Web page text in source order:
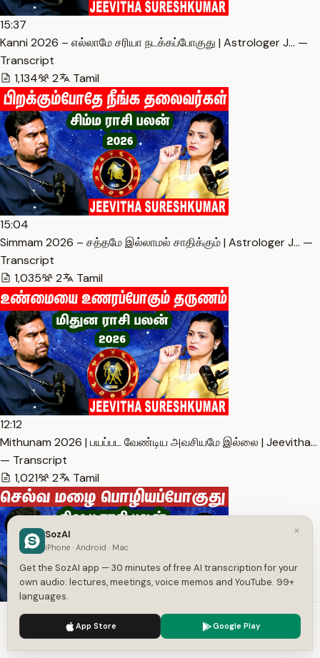
15:37
Kanni 2026 – எல்லாமே சரியா நடக்கப்போகுது | Astrologer J… —
Transcript
1,134
2 Tamil
15:04
Simmam 2026 – சத்தமே இல்லாமல் சாதிக்கும் | Astrologer J… —
Transcript
1,035
2 Tamil
12:12
Mithunam 2026 | பயப்பட வேண்டிய அவசியமே இல்லை | Jeevitha…
— Transcript
1,021
2 Tamil
Rishabam 2026 | வாழ்க்கையே மாறப்போகுது |Astrologer Jeev… —
We use cookies to enhance your experience.
×
SozAI
iPhone · Android · Mac
Get the SozAI app — 30 minutes of free AI transcription for your
own audio: lectures, meetings, voice memos and YouTube. 99+
languages.
App Store Google Play